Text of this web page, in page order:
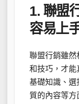
1. 聯盟
容易上
聯盟行銷雖然
和技巧，才能
基礎知識、選
質的內容等